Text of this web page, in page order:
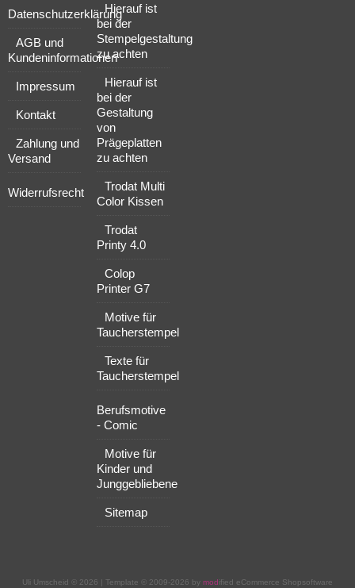
Datenschutzerklärung
AGB und
Kundeninformationen
Impressum
Kontakt
Zahlung und
Versand
Widerrufsrecht
Hierauf ist
bei der
Stempelgestaltung
zu achten
Hierauf ist
bei der
Gestaltung
von
Prägeplatten
zu achten
Trodat Multi
Color Kissen
Trodat
Printy 4.0
Colop
Printer G7
Motive für
Taucherstempel
Texte für
Taucherstempel
Berufsmotive
- Comic
Motive für
Kinder und
Junggebliebene
Sitemap
Uli Umscheid © 2026 | Template © 2009-2026 by mod ified eCommerce Shopsoftware